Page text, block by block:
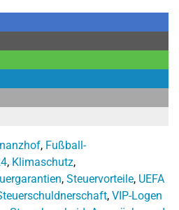
, Fußball-
, Klimaschutz,
, Steuervorteile, UEFA
, VIP-Logen